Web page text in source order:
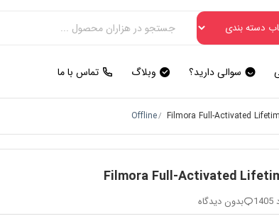
سوالی دارید؟ وبلاگ تماس با ما
Offline/ Filmora Full-Activated
Filmora Full-Activated
بدون دیدگاه